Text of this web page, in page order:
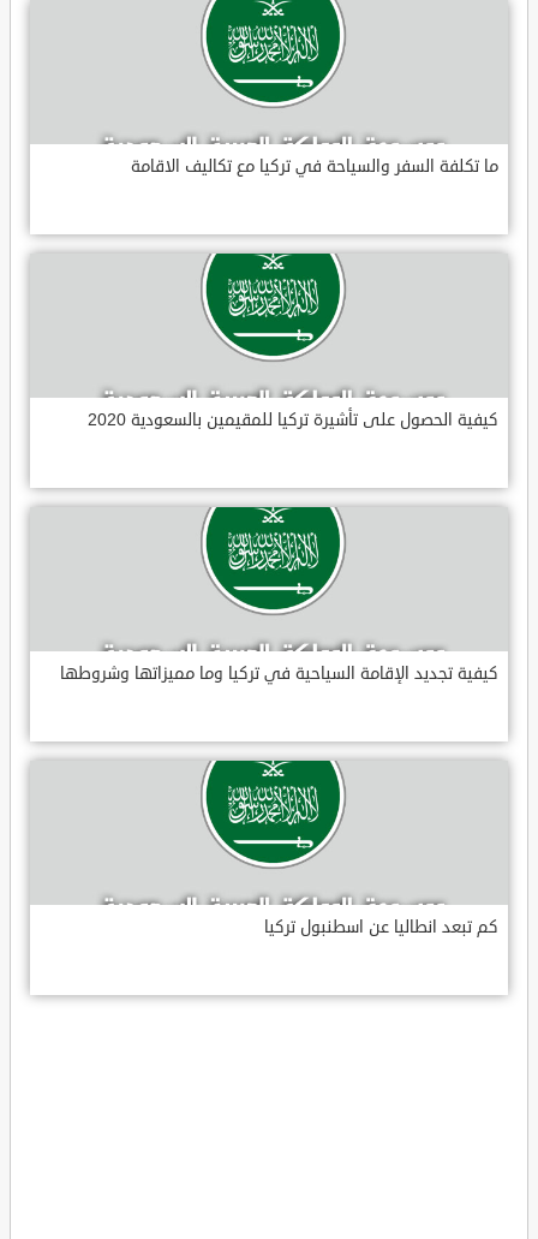
ما تكلفة السفر والسياحة في تركيا مع تكاليف الاقامة
كيفية الحصول على تأشيرة تركيا للمقيمين بالسعودية 2020
كيفية تجديد الإقامة السياحية في تركيا وما مميزاتها وشروطها
كم تبعد انطاليا عن اسطنبول تركيا